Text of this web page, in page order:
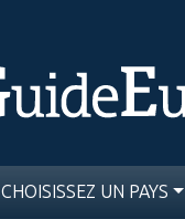
CHOISISSEZ UN PAYS